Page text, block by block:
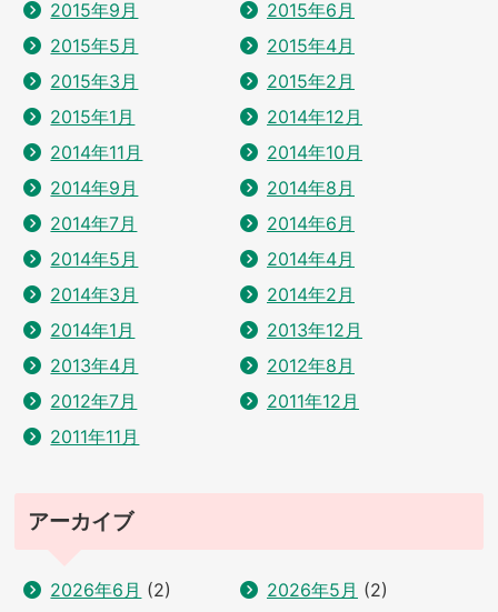
2015年9月
2015年6月
2015年5月
2015年4月
2015年3月
2015年2月
2015年1月
2014年12月
2014年11月
2014年10月
2014年9月
2014年8月
2014年7月
2014年6月
2014年5月
2014年4月
2014年3月
2014年2月
2014年1月
2013年12月
2013年4月
2012年8月
2012年7月
2011年12月
2011年11月
アーカイブ
2026年6月 (2) 2026年5月 (2)